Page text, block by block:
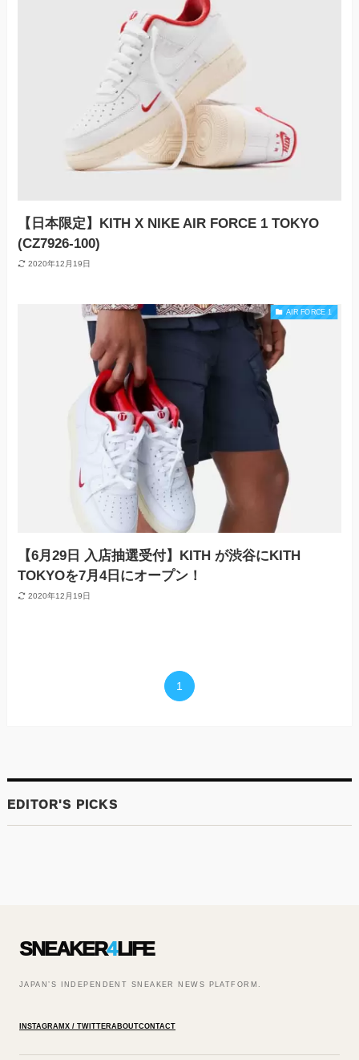
【日本限定】KITH X NIKE AIR FORCE 1 TOKYO
(CZ7926-100)
2020年12月19日
AIR FORCE 1
【6月29日 入店抽選受付】KITH が渋谷にKITH
TOKYOを7月4日にオープン！
2020年12月19日
1
SNEAKER4LIFE
JAPAN’S INDEPENDENT SNEAKER NEWS PLATFORM.
INSTAGRAM X / TWITTERABOUTCONTACT